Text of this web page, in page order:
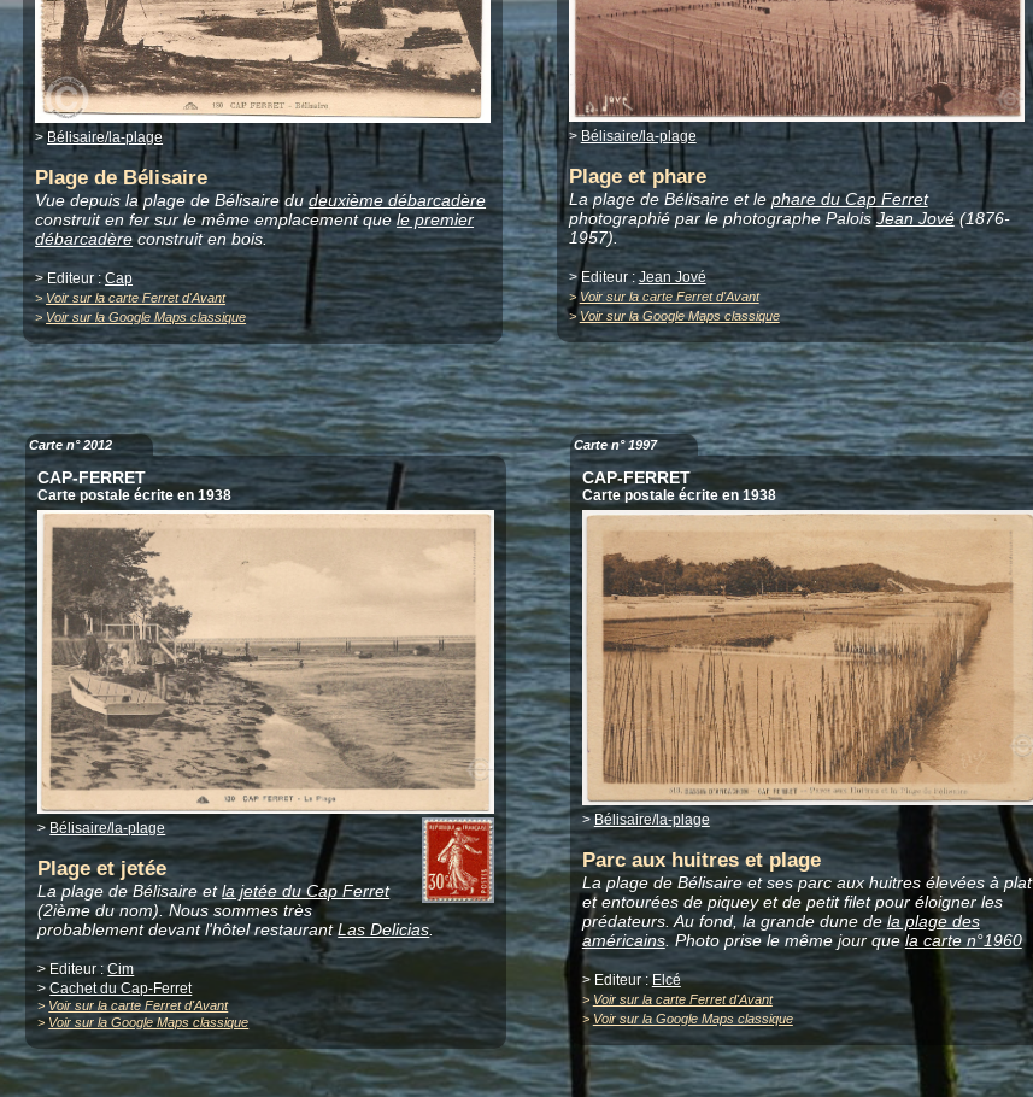
> Bélisaire/la-plage
Plage de Bélisaire
Vue depuis la plage de Bélisaire dudeuxième débarcadère
construit en fer sur le même emplacement quele premier
débarcadèreconstruit en bois.
> Editeur :Cap
> Voir sur la carte Ferret d'Avant
> Voir sur la Google Maps classique
> Bélisaire/la-plage
Plage et phare
La plage de Bélisaire et lephare du Cap Ferret
photographié par le photographe PaloisJean Jové(1876-
1957).
> Editeur : Jean Jové
> Voir sur la carte Ferret d'Avant
>Voir sur la Google Maps classique
Carte n° 2012
CAP-FERRET
Carte postale écrite en 1938
>Bélisaire/la-plage
Plage et jetée
La plage de Bélisaire etla jetée du Cap Ferret
(2ième du nom). Nous sommes très
probablement devant l'hôtel restaurantLas Delicias.
> Editeur :Cim
>Cachet du Cap-Ferret
>Voir sur la carte Ferret d'Avant
> Voir sur la Google Maps classique
Carte n° 1997
CAP-FERRET
Carte postale écrite en 1938
>Bélisaire/la-plage
Parc aux huitres et plage
La plage de Bélisaire et ses parc aux huitres élevées à plat
et entourées de piquey et de petit filet pour éloigner les
prédateurs. Au fond, la grande dune dela plage des
américains. Photo prise le même jour quela carte n°1960
> Editeur :Elcé
> Voir sur la carte Ferret d'Avant
> Voir sur la Google Maps classique